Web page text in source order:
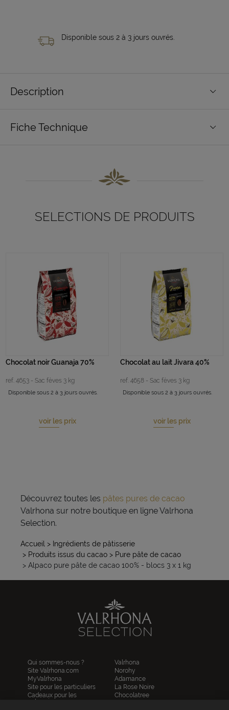
Disponible sous 2 à 3 jours ouvrés.
Description
Fiche Technique
SELECTIONS DE PRODUITS
Chocolat noir Guanaja 70%
ref. 4653 - Sac fèves 3 kg
Disponible sous 2 à 3 jours ouvrés.
voir les prix
Chocolat au lait Jivara 40%
ref. 4658 - Sac fèves 3 kg
Disponible sous 2 à 3 jours ouvrés.
voir les prix
Découvrez toutes les pâtes pures de cacao
Valrhona sur notre boutique en ligne Valrhona
Selection.
Accueil > Ingrédients de pâtisserie
> Produits issus du cacao > Pure pâte de cacao
> Alpaco pure pâte de cacao 100% - blocs 3 x 1 kg
Qui sommes-nous ?
Site Valrhona.com
MyValrhona
Site pour les particuliers
Cadeaux pour les
entreprises
Valrhona
Norohy
Adamance
La Rose Noire
Chocolatree